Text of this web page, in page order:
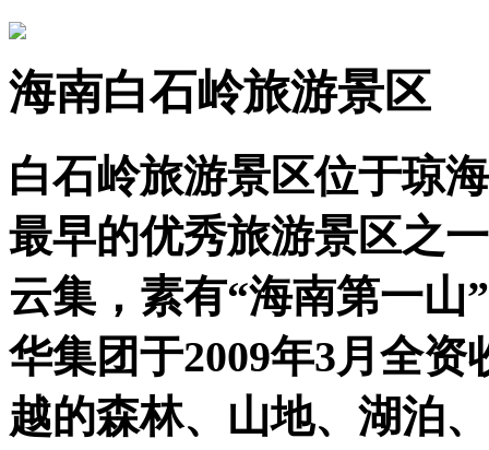
海南白石岭旅游景区
白石岭旅游景区位于琼
最早的优秀旅游景区之
云集，素有“海南第一山
华集团于2009年3月全
越的森林、山地、湖泊